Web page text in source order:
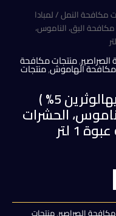
مكافحة النمل/ لمبادا
5% ) فعال في مكافحة البق، الناموس،
,منتجات مكافحة
الهاموش,منتجات
لمبادا ماجيك 5% (لمبادا سيهالوثرين 5% )
الحشرات
1 لتر
الصراصير,منتجات